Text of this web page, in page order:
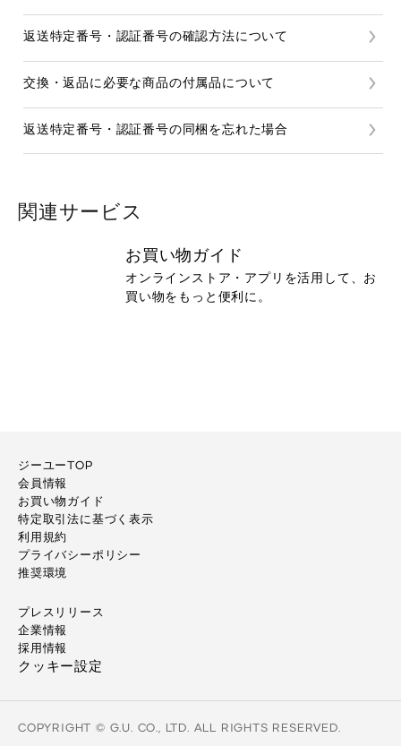
返送特定番号・認証番号の確認方法について
交換・返品に必要な商品の付属品について
返送特定番号・認証番号の同梱を忘れた場合
関連サービス
お買い物ガイド
オンラインストア・アプリを活用して、お
買い物をもっと便利に。
ジーユーTOP
会員情報
お買い物ガイド
特定取引法に基づく表示
利用規約
プライバシーポリシー
推奨環境
プレスリリース
企業情報
採用情報
クッキー設定
COPYRIGHT © G.U. CO., LTD. ALL RIGHTS RESERVED.